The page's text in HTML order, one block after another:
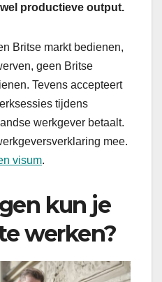
productieve output.
Britse markt bedienen,
geen Britse
Tevens accepteert
tijdens
werkgever betaalt.
mee.
visum.
kun je
werken?